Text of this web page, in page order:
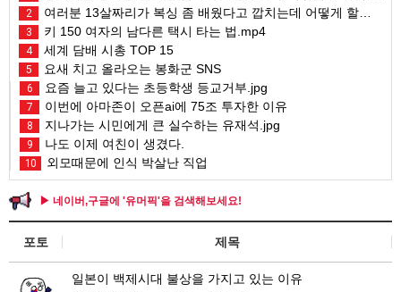
2 여러분 13살짜리가 복싱 좀 배웠다고 깝치는데 어떻게 할까요?
3 키 150 여자의 남다른 택시 타는 법.mp4
4 세계 담배 시총 TOP 15
5 요새 치고 올라오는 봉화군 SNS
6 요즘 늘고 있다는 초등학생 등교거부.jpg
7 이번에 아마존이 오픈ai에 75조 투자한 이유
8 지나가는 시민에게 큰 실수하는 유재석.jpg
9 나도 이제 여친이 생겼다.
10 외모때문에 인식 박살난 직업
▶ 네이버,구글에 '유머픽'을 검색해보세요!
포토 제목
일본이 백제시대 불상을 가지고 있는 이유